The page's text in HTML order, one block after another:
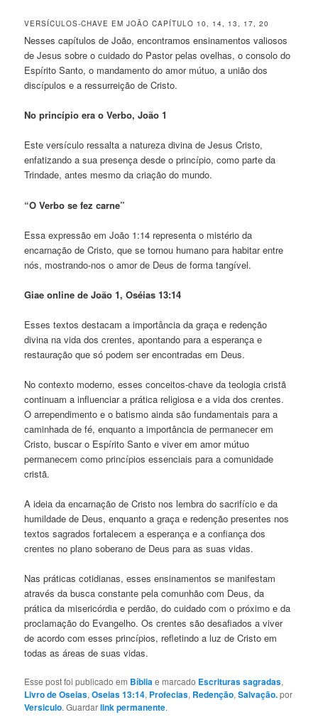
VERSÍCULOS-CHAVE EM JOÃO CAPÍTULO 10, 14, 13, 17, 20
Nesses capítulos de João, encontramos ensinamentos valiosos
de Jesus sobre o cuidado do Pastor pelas ovelhas, o consolo do
Espírito Santo, o mandamento do amor mútuo, a união dos
discípulos e a ressurreição de Cristo.
No princípio era o Verbo, João 1
Este versículo ressalta a natureza divina de Jesus Cristo,
enfatizando a sua presença desde o princípio, como parte da
Trindade, antes mesmo da criação do mundo.
“O Verbo se fez carne”
Essa expressão em João 1:14 representa o mistério da
encarnação de Cristo, que se tornou humano para habitar entre
nós, mostrando-nos o amor de Deus de forma tangível.
Giae online de João 1, Oséias 13:14
Esses textos destacam a importância da graça e redenção
divina na vida dos crentes, apontando para a esperança e
restauração que só podem ser encontradas em Deus.
No contexto moderno, esses conceitos-chave da teologia cristã
continuam a influenciar a prática religiosa e a vida dos crentes.
O arrependimento e o batismo ainda são fundamentais para a
caminhada de fé, enquanto a importância de permanecer em
Cristo, buscar o Espírito Santo e viver em amor mútuo
permanecem como princípios essenciais para a comunidade
cristã.
A ideia da encarnação de Cristo nos lembra do sacrifício e da
humildade de Deus, enquanto a graça e redenção presentes nos
textos sagrados fortalecem a esperança e a confiança dos
crentes no plano soberano de Deus para as suas vidas.
Nas práticas cotidianas, esses ensinamentos se manifestam
através da busca constante pela comunhão com Deus, da
prática da misericórdia e perdão, do cuidado com o próximo e da
proclamação do Evangelho. Os crentes são desafiados a viver
de acordo com esses princípios, refletindo a luz de Cristo em
todas as áreas de suas vidas.
Esse post foi publicado em Bíbliae marcado Escrituras sagradas,
Livro de Oseias,Oseias 13:14, Profecias, Redenção,Salvação.por
Versiculo. Guardarlink permanente.